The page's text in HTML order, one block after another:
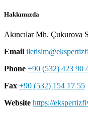
Hakkımızda
Akıncılar Mh.
Email
Phone +90 (532) 423 90
Fax +90 (532) 154 17 55
Website https://